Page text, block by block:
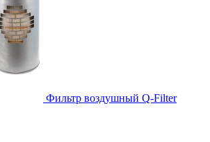
Фильтр воздушный Q-Filter